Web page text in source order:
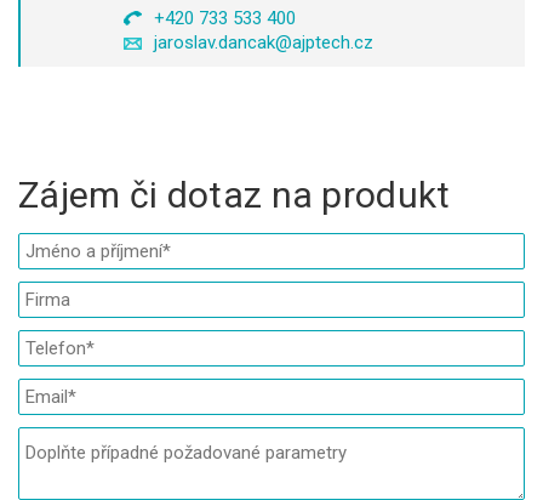
+420 733 533 400
jaroslav.dancak@ajptech.cz
Zájem či dotaz na produkt